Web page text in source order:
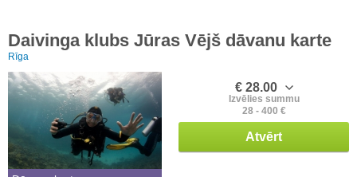
Daivinga klubs Jūras Vējš dāvanu karte
Rīga
€ 28.00
Izvēlies summu
28 - 400 €
Atvērt